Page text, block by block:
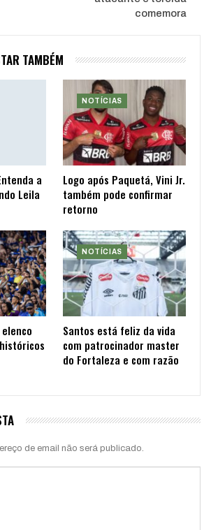
comemora
TAMBÉM
a
Leila
NOTÍCIAS
Logo após Paquetá, Vini Jr.
também pode confirmar
retorno
NOTÍCIAS
Santos está feliz da vida
com patrocinador master
do Fortaleza e com razão
de email não será publicado.